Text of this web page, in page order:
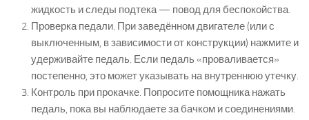
жидкость и следы подтека — повод для беспокойства.
Проверка педали. При заведённом двигателе (или с
выключенным, в зависимости от конструкции) нажмите и
удерживайте педаль. Если педаль «проваливается»
постепенно, это может указывать на внутреннюю утечку.
Контроль при прокачке. Попросите помощника нажать
педаль, пока вы наблюдаете за бачком и соединениями.